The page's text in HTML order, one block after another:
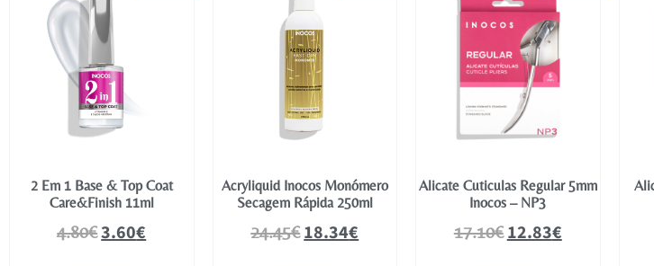
2 Em 1 Base & Top Coat
Care&Finish 11ml
4.80€3.60€
Acryliquid Inocos Monómero
Secagem Rápida 250ml
24.45€18.34€
Alicate Cuticulas Regular 5mm
Inocos – NP3
17.10€12.83€